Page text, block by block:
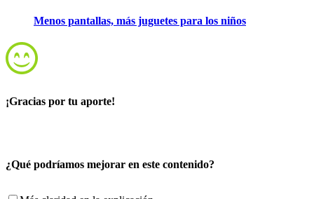
Menos pantallas, más juguetes para los niños
¡Gracias por tu aporte!
¿Qué podríamos mejorar en este contenido?